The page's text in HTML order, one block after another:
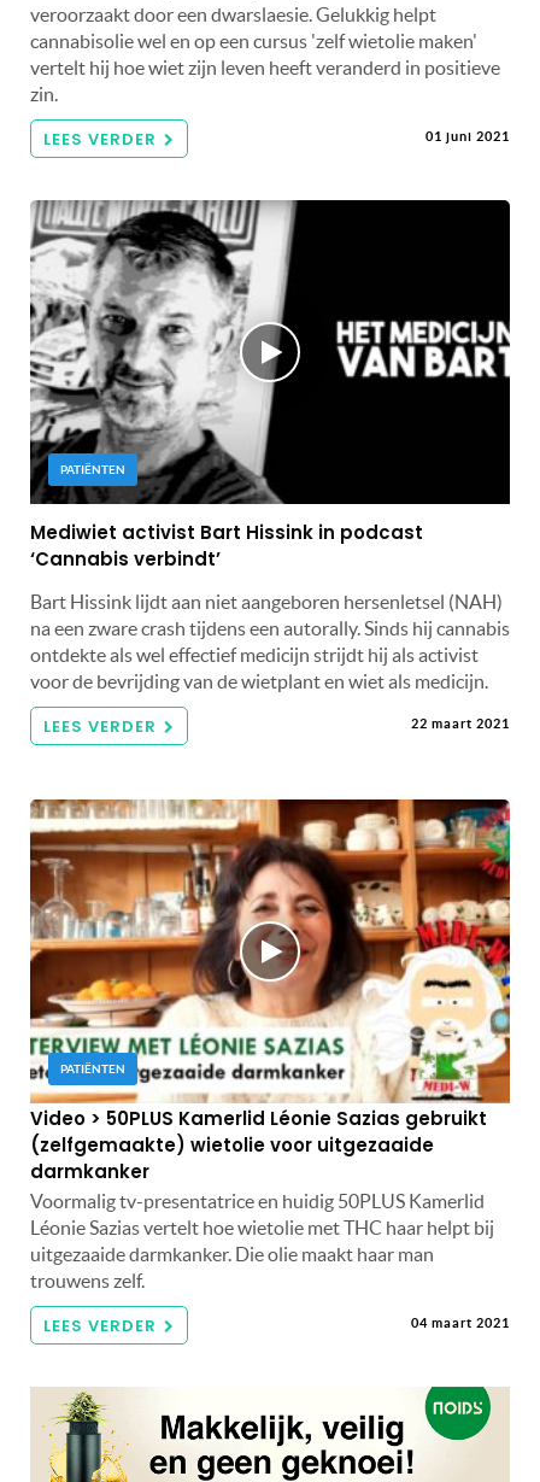
veroorzaakt door een dwarslaesie. Gelukkig helpt
cannabisolie wel en op een cursus 'zelf wietolie maken'
vertelt hij hoe wiet zijn leven heeft veranderd in positieve
zin.
LEES VERDER 01 juni 2021
PATIËNTEN
Mediwiet activist Bart Hissink in podcast
‘Cannabis verbindt’
Bart Hissink lijdt aan niet aangeboren hersenletsel (NAH)
na een zware crash tijdens een autorally. Sinds hij cannabis
ontdekte als wel effectief medicijn strijdt hij als activist
voor de bevrijding van de wietplant en wiet als medicijn.
LEES VERDER 22 maart 2021
PATIËNTEN
Video > 50PLUS Kamerlid Léonie Sazias gebruikt
(zelfgemaakte) wietolie voor uitgezaaide
darmkanker
Voormalig tv-presentatrice en huidig 50PLUS Kamerlid
Léonie Sazias vertelt hoe wietolie met THC haar helpt bij
uitgezaaide darmkanker. Die olie maakt haar man
trouwens zelf.
LEES VERDER 04 maart 2021